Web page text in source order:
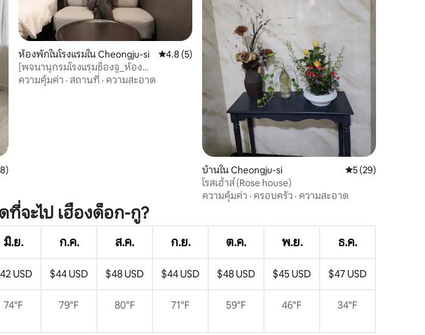
ย 4.97 จาก 5, 38 รีวิว
ห้องพักในโรงแรมใน Cheongju-si คะแนนเฉลี่ย 4.8 จาก 5, 5 รีวิว
4.8 (5)
[พจนานุกรมโรงแรมช็องจู_ห้อง
สแตนดาร์ด] #เครื่องฟอกอากาศ
#ยางพารา #อ่างอาบน้ำ #เน็ตฟลิกซ์ #เดท
ความคุ้มค่า · สถานที่ · ความสะอาด
บ้านใน Cheongju-si คะแนนเฉลี่ย 5 จาก
5 (29)
โรสเฮ้าส์ (Rose house)
ความคุ้มค่า · ครอบครัว · ความสะอาด
ที่จะไป เฮืองด็อก-กู?
มิ.ย. ก.ค. ส.ค. ก.ย. ต.ค. พ.ย. ธ.ค.
USD $44 USD $48 USD $44 USD $48 USD $45 USD $47 USD
74°F 79°F 80°F 71°F 59°F 46°F 34°F